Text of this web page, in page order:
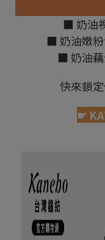
■ 奶油
■ 奶油嫩粉
■ 奶油藕
快來鎖
☛